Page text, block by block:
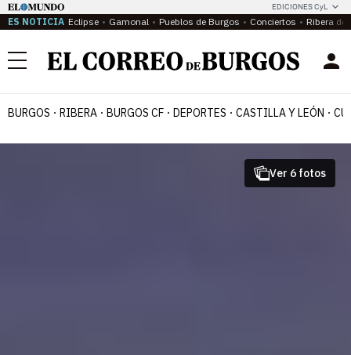
EDICIONES CyL
ES NOTICIA Eclipse Gamonal Pueblos de Burgos Conciertos Ribera del
Menú
BURGOS RIBERA BURGOS CF DEPORTES CASTILLA Y LEÓN
Ver 6 fotos